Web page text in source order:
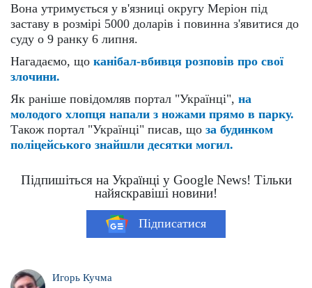
Вона утримується у в'язниці округу Меріон під
заставу в розмірі 5000 доларів і повинна з'явитися до
суду о 9 ранку 6 липня.
Нагадаємо, що канібал-вбивця розповів про свої
злочини.
Як раніше повідомляв портал "Українці", на
молодого хлопця напали з ножами прямо в парку.
Також портал "Українці" писав, що за будинком
поліцейського знайшли десятки могил.
Підпишіться на Українці у Google News! Тільки
найяскравіші новини!
Підписатися
Игорь Кучма